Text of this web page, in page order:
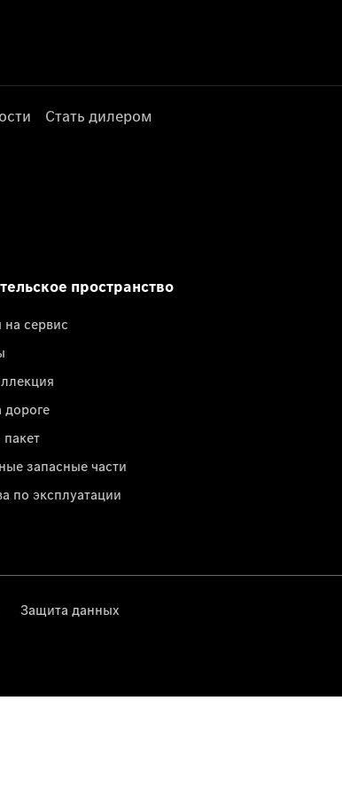
Стать дилером
пространство
на сервис
запасные части
по эксплуатации
Защита данных